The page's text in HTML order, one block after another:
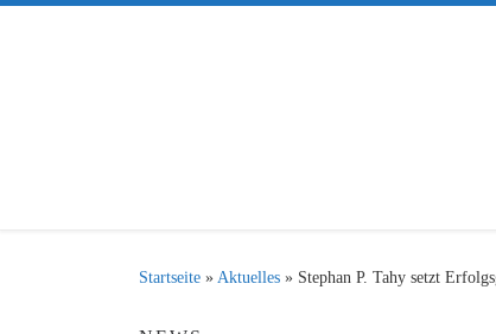
Startseite »Aktuelles » Stephan P. Tahy setzt